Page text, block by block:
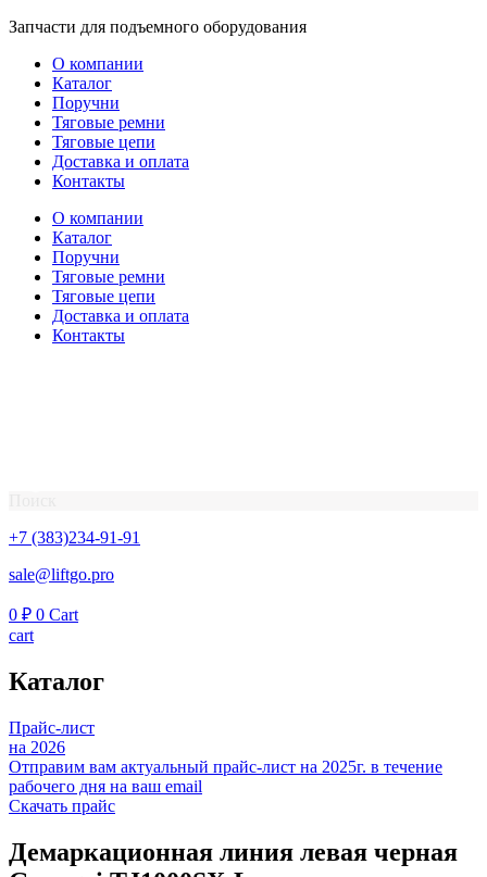
Перейти
содержимому
Запчасти для подъемного оборудования
О компании
Каталог
Поручни
Тяговые ремни
Тяговые цепи
Доставка и оплата
Контакты
О компании
Каталог
Поручни
Тяговые ремни
Тяговые цепи
Доставка и оплата
Контакты
+7 (383)234-91-91
sale@liftgo.pro
0 ₽ 0 Cart
cart
Каталог
Прайс-лист
на 2026
Отправим вам актуальный прайс-лист на 2025г. в течение
рабочего дня на ваш email
Скачать прайс
Демаркационная линия левая черная